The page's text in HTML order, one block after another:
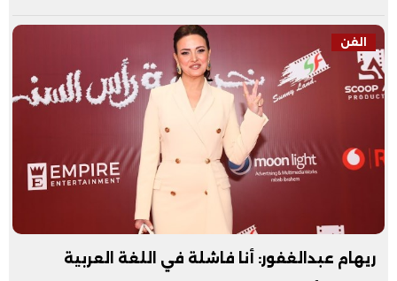
الفن
ريهام عبدالغفور: أنا فاشلة في اللغة العربية